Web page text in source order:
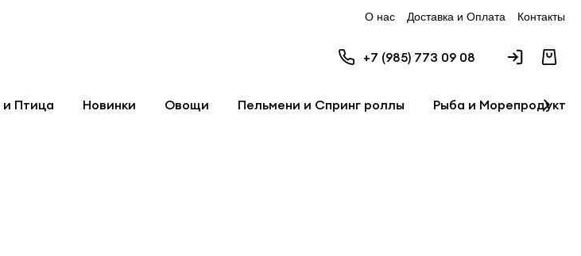
О нас Доставка и Оплата Контакты
+7 (985) 773 09 08
Птица Новинки Овощи Пельмени и Спринг роллы Рыба и Морепродукты